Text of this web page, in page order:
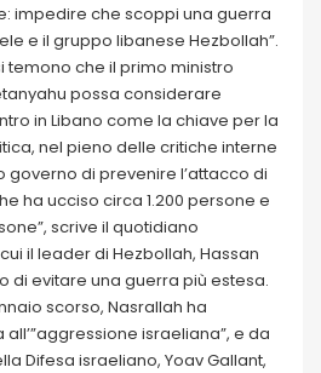
impedire che scoppi una guerra
e il gruppo libanese Hezbollah”.
temono che il primo ministro
possa considerare
in Libano come la chiave per la
nel pieno delle critiche interne
governo di prevenire l’attacco di
ha ucciso circa 1.200 persone e
scrive il quotidiano
il leader di Hezbollah, Hassan
di evitare una guerra più estesa.
scorso, Nasrallah ha
israeliana”, e da
Difesa israeliano, Yoav Gallant,